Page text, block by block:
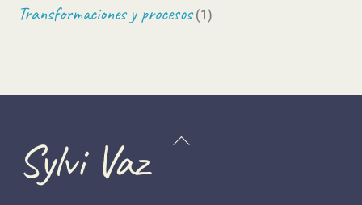
Transformaciones y procesos(1)
Back
Sylvi Vaz